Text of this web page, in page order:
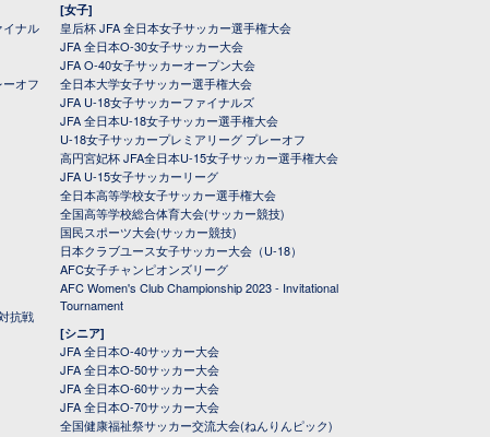
イナル
オフ
抗戦
[女子]
皇后杯 JFA 全日本女子サッカー選手権大会
JFA 全日本O-30女子サッカー大会
JFA O-40女子サッカーオープン大会
全日本大学女子サッカー選手権大会
JFA U-18女子サッカーファイナルズ
JFA 全日本U-18女子サッカー選手権大会
U-18女子サッカープレミアリーグ プレーオフ
高円宮妃杯 JFA全日本U-15女子サッカー選手権大会
JFA U-15女子サッカーリーグ
全日本高等学校女子サッカー選手権大会
全国高等学校総合体育大会(サッカー競技)
国民スポーツ大会(サッカー競技)
日本クラブユース女子サッカー大会（U-18）
AFC女子チャンピオンズリーグ
AFC Women's Club Championship 2023 - Invitational
Tournament
[シニア]
JFA 全日本O-40サッカー大会
JFA 全日本O-50サッカー大会
JFA 全日本O-60サッカー大会
JFA 全日本O-70サッカー大会
全国健康福祉祭サッカー交流大会(ねんりんピック)